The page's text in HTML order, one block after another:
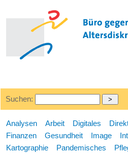
Suchen:
Analysen Arbeit Digitales
Finanzen
Gesundheit Image
Kartographie
Pandemisches